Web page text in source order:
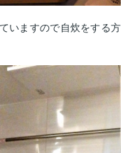
いますので自炊をする方